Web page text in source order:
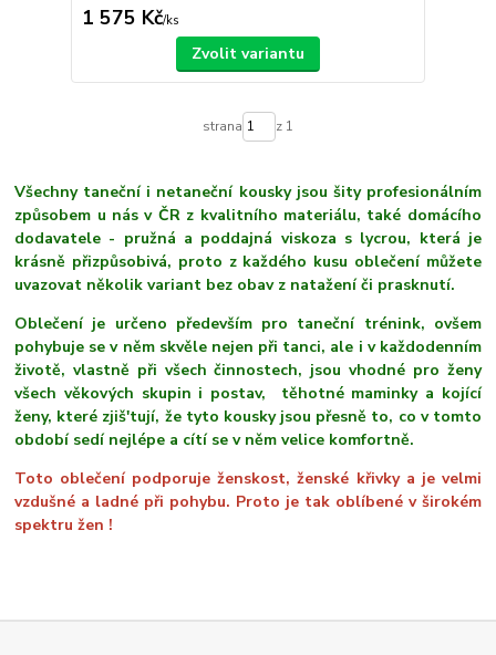
1 575 Kč/ks
Zvolit variantu
strana z 1
Všechny taneční i netaneční kousky jsou šity profesionálním
způsobem u nás v ČR z kvalitního materiálu, také domácího
dodavatele - pružná a poddajná viskoza s lycrou, která je
krásně přizpůsobivá, proto z každého kusu oblečení můžete
uvazovat několik variant bez obav z natažení či prasknutí.
Oblečení je určeno především pro taneční trénink, ovšem
pohybuje se v něm skvěle nejen při tanci, ale i v každodenním
životě, vlastně při všech činnostech, jsou vhodné pro ženy
všech věkových skupin i postav, těhotné maminky a kojící
ženy, které zjiš'tují, že tyto kousky jsou přesně to, co v tomto
období sedí nejlépe a cítí se v něm velice komfortně.
Toto oblečení podporuje ženskost, ženské křivky a je velmi
vzdušné a ladné při pohybu. Proto je tak oblíbené v širokém
spektru žen !